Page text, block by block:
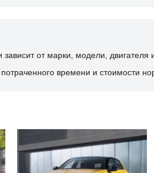
от марки, модели, двигателя
времени и стоимости